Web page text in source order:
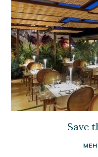
Save